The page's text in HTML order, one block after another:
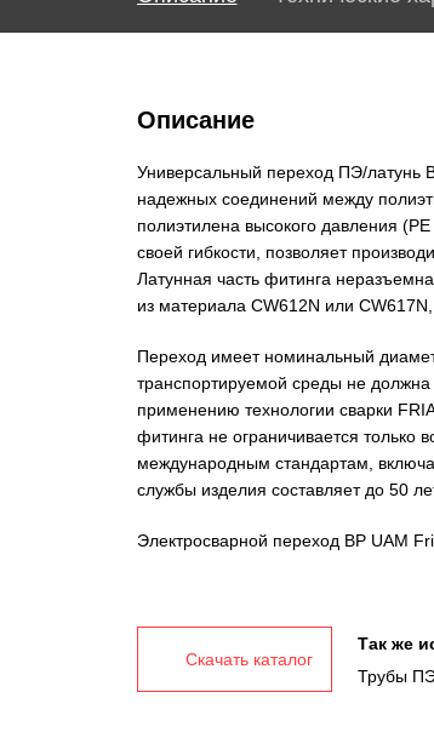
Описание
Универсальный переход ПЭ/латунь
надежных соединений между
полиэтилена высокого давления
своей гибкости, позволяет
Латунная часть фитинга
из материала CW612N или
Переход имеет номинальный
транспортируемой среды не
применению технологии сварки
фитинга не ограничивается
международным стандартам,
службы изделия составляет до 50
Электросварной переход ВР UAM
Скачать каталог
Так же
Трубы